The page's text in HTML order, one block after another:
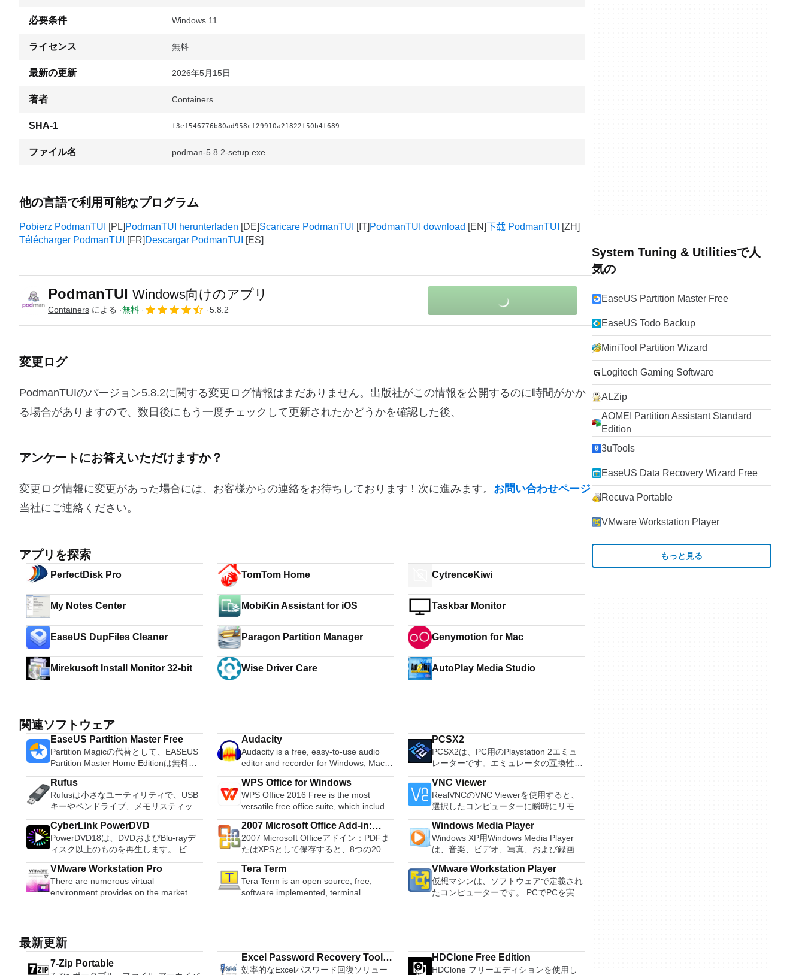
必要条件 Windows 11
ライセンス 無料
最新の更新 2026年5月15日
著者 Containers
SHA-1 f3ef546776b80ad958cf29910a21822f50b4f689
ファイル名 podman-5.8.2-setup.exe
他の言語で利用可能なプログラム
Pobierz PodmanTUI PodmanTUI herunterladen Scaricare PodmanTUI PodmanTUI download
下载 PodmanTUI
Télécharger PodmanTUI
Descargar PodmanTUI
PodmanTUI Windows向けのアプリ
Containers による 無料 5.8.2
変更ログ
PodmanTUIのバージョン5.8.2に関する変更ログ情報はまだありません。出版社がこの情報を公開するのに時間がかか
る場合がありますので、数日後にもう一度チェックして更新されたかどうかを確認した後、
アンケートにお答えいただけますか？
変更ログ情報に変更があった場合には、お客様からの連絡をお待ちしております！次に進みます。 お問い合わせページ
当社にご連絡ください。
アプリを探索
PerfectDisk Pro TomTom Home CytrenceKiwi
My Notes Center MobiKin Assistant for iOS Taskbar Monitor
EaseUS DupFiles Cleaner Paragon Partition Manager Genymotion for Mac
Mirekusoft Install Monitor 32-bit Wise Driver Care AutoPlay Media Studio
関連ソフトウェア
EaseUS Partition Master Free
Partition Magicの代替として、EASEUS
Partition Master Home Editionは無料の
オールインワンパーティションソリュー
ションおよびディスク管理ユーティリテ
ィです。パーティションの拡張（特にシ
ステムドライブ用）、ディスク領域の管
理、MBRおよびGUIDパーティションテ
ーブル（GPT）ディスクのディスク領域
不足の問題の解決を可能にします。 パ
ーティションのサイズ変更/移動システ
ムドライブを拡張するディスクとパーテ
ィションをコピーパーティションをマー
ジ分割パーティション空き領域を再分配
するダイナミックディスクの変換パーテ
Audacity
Audacity is a free, easy-to-use audio
editor and recorder for Windows, Mac
OS X, GNU/Linux and other operating
systems. You can use Audacity to:
Record live audio. Convert tapes and
records into digital recordings or CDs.
Edit Ogg Vorbis, MP3, WAV or AIFF
sound files. Cut, copy, splice or mix
sounds together. Change the speed or
pitch of a recording. Add new effects
with LADSPA plug-ins. And more!
PCSX2
PCSX2は、PC用のPlaystation 2エミュ
レーターです。エミュレータの互換性率
は、プレイ可能なすべてのPS2ゲームの
80％以上を誇っています。かなり強力な
コンピューターを所有している場合、
PCSX2は優れたエミュレーターです。
また、このアプリケーションはローエン
ドコンピューターのサポートも提供する
ため、Playstation 2コンソールのすべて
の所有者は、PCで動作するゲームを見
ることができます。 PCSX2エミュレー
ターを使用すると、PS2コントローラー
を使用して、本物のプレイステーション
体験をシミュレートできます。このアプ
す。 Savestates：ボタンを1つ押すだけ
で、ゲームの現在の「状態」を保存でき
Rufus
Rufusは小さなユーティリティで、USB
キーやペンドライブ、メモリスティック
などの起動可能なUSBフラッシュドライ
ブをフォーマットおよび作成できます。
Rufusは、次のシナリオで役立ちます。
Windows、Linux、およびUEFI用の起動
可能なISOからUSBインストールメディ
アを作成する必要がある場合。 OSがイ
ンストールされていないシステムで作業
する必要がある場合。 BIOSまたはその
合。 Rufusは次の* ISOで動作します：
Arch Linux、Archbang、BartPE /
pebuilder、CentOS、Damn Small
WPS Office for Windows
WPS Office 2016 Free is the most
versatile free office suite, which includes
free word processor, spreadsheet
program and presentation maker. With
these three programs you will easily be
able to deal with any office related
tasks. WPS Office 2016 Free has
multiple language support for English,
French, German, Spanish,
Portuguese,Russian and Polish
such as the paragraph adjustment tool
and multiple tabbed feature. It also has
VNC Viewer
RealVNCのVNC Viewerを使用すると、
選択したコンピューターに瞬時にリモー
トアクセスできます。 Mac、Windows
PC、またはLinuxマシン、世界中のどこ
からでも。 VNC Viewerを使用すると、
コンピューターのデスクトップを表示し
たり、コンピューターの前に直接座って
いるかのようにマウスとキーボードを制
御したりできます。 VNC Viewerは、イ
ンストールと使用が簡単です。制御した
フォームにVNC Viewerをインストール
する権限がない場合は、スタンドアロン
CyberLink PowerDVD
PowerDVD18は、DVDおよびBlu-rayデ
ィスク以上のものを再生します。 ビデ
オ、オーディオ、写真、VR 360°コンテ
ンツ、さらにはYouTubeやVimeoにとっ
ても、PowerDVD18は重要なエンターテ
イメントの仲間です。 Ultra HD HDR TV
頭するか、PCまたはラップトップでの
比類のない再生サポートと独自の強化に
より、どこにいても簡単にリラックスで
2007 Microsoft Office Add-in:
Microsoft Save as PDF or XPS
2007 Microsoft Officeアドイン：PDFま
たはXPSとして保存すると、8つの2007
Microsoft OfficeプログラムでPDFおよび
XPS形式にエクスポートして保存できま
す。このツールを使用すると、これらの
プログラムのサブセットでPDF形式およ
ラムで動作します。 Microsoft Office
Access 2007。 Microsoft Office Excel
Windows Media Player
Windows XP用Windows Media Player
は、音楽、ビデオ、写真、および録画し
たテレビ番組などすべてを保存して楽し
む最適な機能を搭載しています。 再
生、表示、外出先で楽しむためのポータ
ブル デバイスとの同期、さらには家中
をより多く - デジタル音楽体験がさらに
楽しくなります。 エンターテイメント
VMware Workstation Pro
There are numerous virtual
environment provides on the market
is the easiest to use, the fastest and the
most reliable app when it comes to
evaluating a new OS, or new software
apps and patches, in an isolated and
Tera Term
Tera Term is an open source, free,
software implemented, terminal
port connections. It also has a built-in
macro scripting language and some
other useful plugins. Key features
VMware Workstation Player
仮想マシンは、ソフトウェアで定義され
たコンピューターです。 PCでPCを実行
はVMware ESXで作成された仮想マシン
を簡単に操作できます。 主な機能は次
のとおりです。 1台のPCで複数のオペ
最新更新
7-Zip Portable
Excel Password Recovery Tool
by SysTools
効率的なExcelパスワード回復ソリュー
HDClone Free Edition
HDClone フリーエディションを使用し
System Tuning & Utilitiesで人
気の
EaseUS Partition Master Free
EaseUS Todo Backup
MiniTool Partition Wizard
Logitech Gaming Software
ALZip
AOMEI Partition Assistant Standard
Edition
3uTools
EaseUS Data Recovery Wizard Free
Recuva Portable
VMware Workstation Player
もっと見る